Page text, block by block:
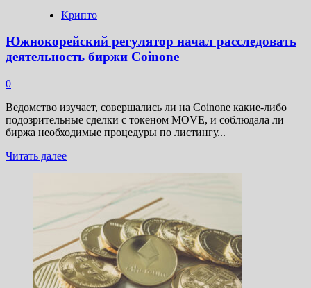
Крипто
Южнокорейский регулятор начал расследовать
деятельность биржи Coinone
0
Ведомство изучает, совершались ли на Coinone какие-либо
подозрительные сделки с токеном MOVE, и соблюдала ли
биржа необходимые процедуры по листингу...
Читать далееПрочитать
Южнокорейский
регулятор
начал
расследовать
деятельность
биржи
Coinone